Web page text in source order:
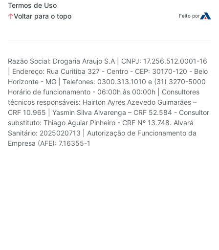
Termos de Uso
Voltar para o topo
Feito por
Razão Social: Drogaria Araujo S.A | CNPJ: 17.256.512.0001-16
| Endereço: Rua Curitiba 327 - Centro - CEP: 30170-120 - Belo
Horizonte - MG | Telefones: 0300.313.1010 e (31) 3270-5000
Horário de funcionamento - 06:00h às 00:00h | Consultores
técnicos responsáveis: Hairton Ayres Azevedo Guimarães –
CRF 10.965 | Yasmin Silva Alvarenga – CRF 52.584 - Consultor
substituto: Thiago Aguiar Pinheiro - CRF Nº 13.748. Alvará
Sanitário: 2025020713 | Autorização de Funcionamento da
Empresa (AFE): 7.16355-1